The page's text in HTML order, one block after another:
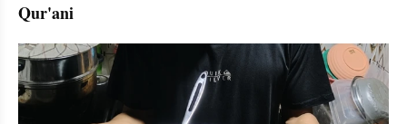
Qur'ani